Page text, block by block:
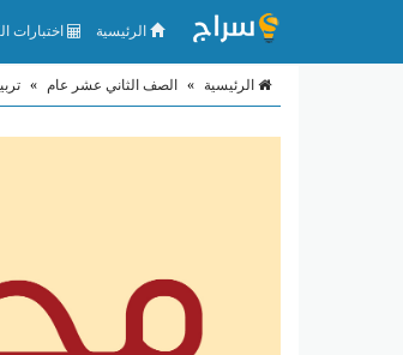
الرئيسية اختبارات
الرئيسية » الصف الثاني عشر عام »